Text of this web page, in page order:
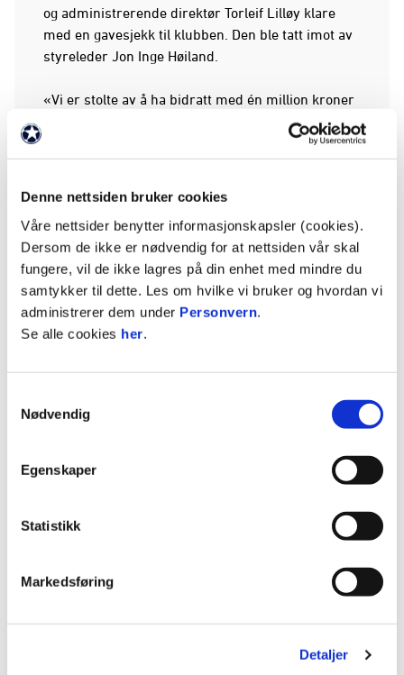
Denne nettsiden bruker cookies
Våre nettsider benytter informasjonskapsler (cookies).
Dersom de ikke er nødvendig for at nettsiden vår skal
fungere, vil de ikke lagres på din enhet med mindre du
samtykker til dette. Les om hvilke vi bruker og hvordan vi
administrerer dem under Personvern.
Se alle cookies her.
Nødvendig
Egenskaper
Statistikk
Markedsføring
Detaljer
og administrerende direktør Torleif Lilløy klare
med en gavesjekk til klubben. Den ble tatt imot av
styreleder Jon Inge Høiland.
«Vi er stolte av å ha bidratt med én million kroner
til inkluderingsarbeidet i KIL Toppfotball. Dette er
et arbeid som betyr mye for oss, og som handler
om å gi flere muligheten til å være en del av
forutsetninger. Takk til alle dere som gjør en
forskjell – hver eneste dag. Sammen bygger vi
sterke lokalsamfunn» sier Odal Sparebank i en
uttalelse.
Odal Sparebank er opptatt av inkludering, og
bidrar aktivt for å hindre utenforskap i
samfunnsarbeid som samler og forsterker
klubbens aktiviteter innenfor gatelag, gåfotball for
samarbeidsmodellen med andre fotballklubber i
verdier som en klubb bygget på ”hel ved” –